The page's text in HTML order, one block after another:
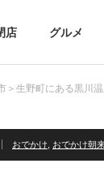
店 グルメ
＞生野町にある黒川
おでかけ おでかけ朝